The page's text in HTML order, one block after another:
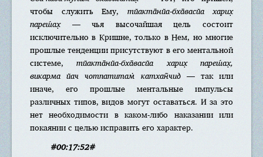
чтобы служить Ему, тйакта̄нйа-бха̄васйа харих̣
пареш́ах̣— чья высочайшая цель состоит
исключительно в Кришне, только в Нем, но многие
прошлые тенденции присутствуют в его ментальной
системе,тйакта̄нйа-бха̄васйа харих̣ пареш́ах̣,
викарма йач чотпатитам̇ катхан̃чид— так или
иначе, его прошлые ментальные импульсы
различных типов, видов могут оставаться. И за это
нет необходимости в каком-либо наказании или
покаянии с целью исправить его характер.
#00:17:52#